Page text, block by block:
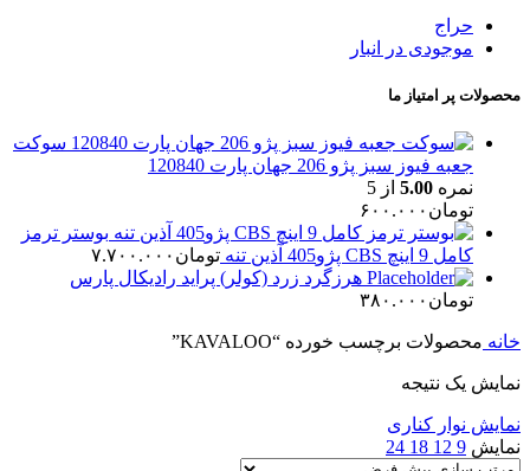
حراج
موجودی در انبار
محصولات پر امتیاز ما
سوکت
جعبه فیوز سبز پژو 206 جهان پارت 120840
نمره 5.00 از 5
تومان ۶۰۰.۰۰۰
بوستر ترمز
کامل 9 اینچ CBS پژو405 آذین تنه
تومان ۷.۷۰۰.۰۰۰
هرزگرد زرد (کولر) پراید رادیکال پارس
تومان ۳۸۰.۰۰۰
خانه محصولات برچسب خورده “KAVALOO”
نمایش یک نتیجه
نمایش نوار کناری
نمایش 9
12
18
24